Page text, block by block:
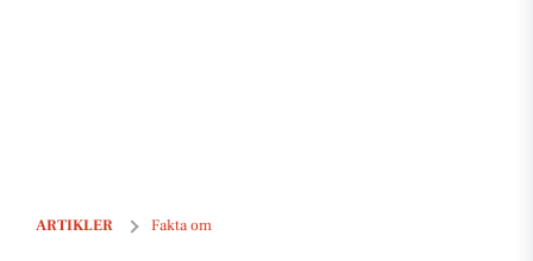
ARTIKLER Fakta om
Huspriserne går ned i Viborg Kommune